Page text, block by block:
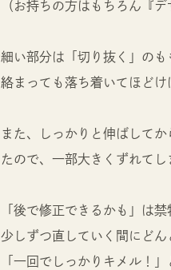
（お持ちの方はもちろん『
細い部分は「切り抜く」の
絡まっても落ち着いてほどけ
また、しっかりと伸ばして
たので、一部大きくずれて
「後で修正できるかも」は禁
少しずつ直していく間にどん
「一回でしっかりキメル！